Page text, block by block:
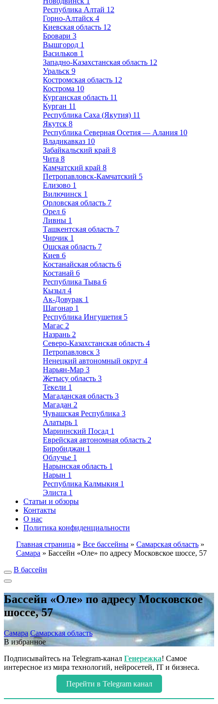
Республика Алтай 12
Горно-Алтайск 4
Киевская область 12
Бровари 3
Вышгород 1
Васильков 1
Западно-Казахстанская область 12
Уральск 9
Костромская область 12
Кострома 10
Курганская область 11
Курган 11
Республика Саха (Якутия) 11
Якутск 8
Республика Северная Осетия — Алания 10
Владикавказ 10
Забайкальский край 8
Чита 8
Камчатский край 8
Петропавловск-Камчатский 5
Елизово 1
Вилючинск 1
Орловская область 7
Орел 6
Ливны 1
Ташкентская область 7
Чирчик 1
Ошская область 7
Киев 6
Костанайская область 6
Костанай 6
Республика Тыва 6
Кызыл 4
Ак-Довурак 1
Шагонар 1
Республика Ингушетия 5
Магас 2
Назрань 2
Северо-Казахстанская область 4
Петропавловск 3
Ненецкий автономный округ 4
Нарьян-Мар 3
Жетысу область 3
Текели 1
Магаданская область 3
Магадан 2
Чувашская Республика 3
Алатырь 1
Мариинский Посад 1
Еврейская автономная область 2
Биробиджан 1
Облучье 1
Нарынская область 1
Нарын 1
Республика Калмыкия 1
Элиста 1
Статьи и обзоры
Контакты
О нас
Политика конфиденциальности
Главная страница » Все бассейны » Самарская область »
Самара » Бассейн «Оле» по адресу Московское шоссе, 57
В бассейн
Бассейн «Оле» по адресу Московское
шоссе, 57
Самара Самарская область
В избранное
Подписывайтесь на Telegram-канал Генережка! Самое
интересное из мира технологий, нейросетей, IT и бизнеса.
Перейти в Telegram канал